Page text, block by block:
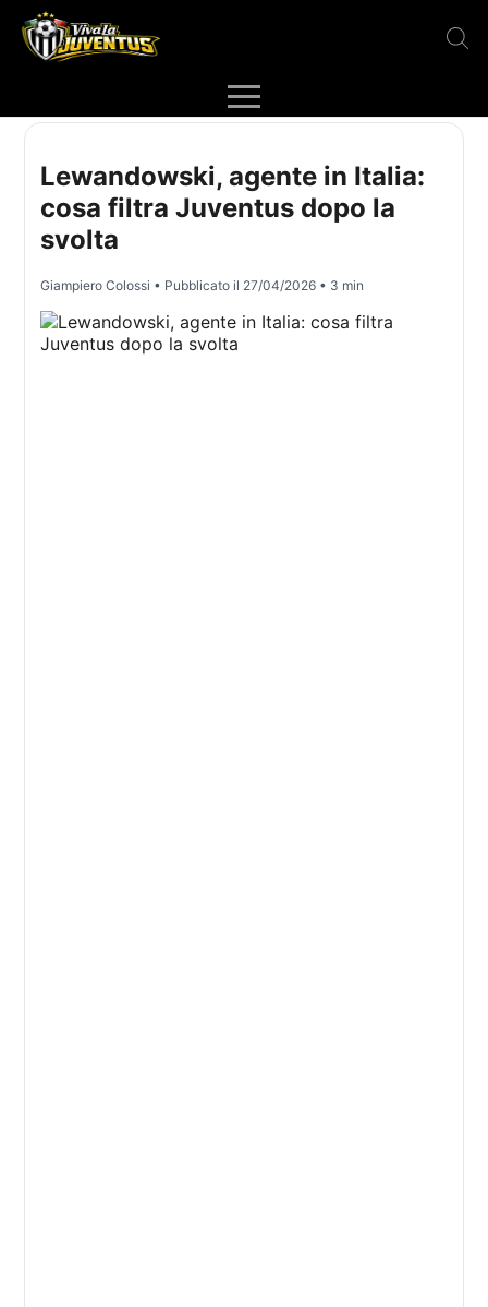
Lewandowski, agente in Italia:
cosa filtra Juventus dopo la
svolta
Giampiero Colossi • Pubblicato il 27/04/2026 • 3 min